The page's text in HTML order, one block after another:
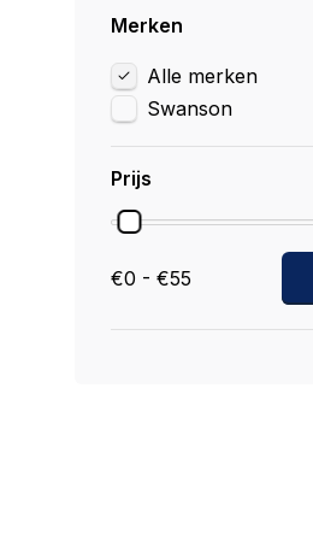
Merken
Alle merken
Swanson
Prijs
€0 - €55